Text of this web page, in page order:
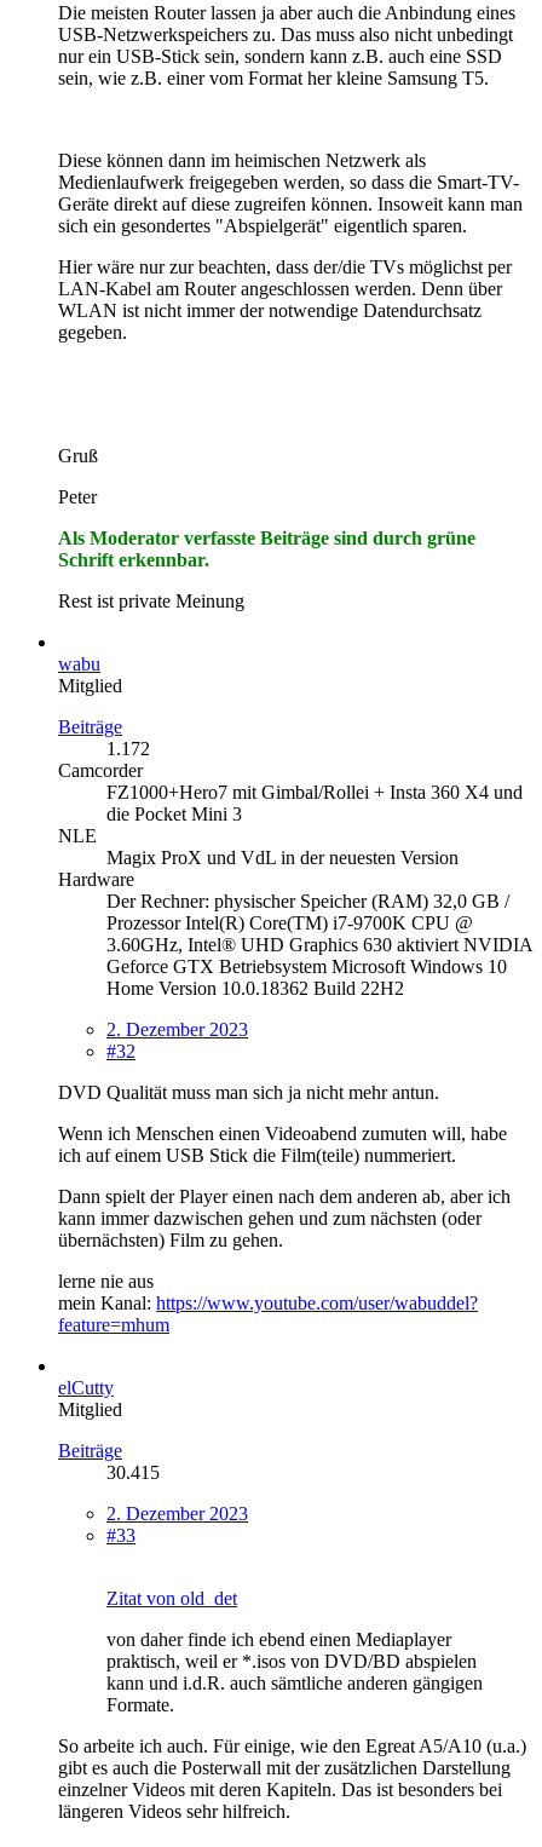
Die meisten Router lassen ja aber auch die Anbindung eines
USB-Netzwerkspeichers zu. Das muss also nicht unbedingt
nur ein USB-Stick sein, sondern kann z.B. auch eine SSD
sein, wie z.B. einer vom Format her kleine Samsung T5.
Diese können dann im heimischen Netzwerk als
Medienlaufwerk freigegeben werden, so dass die Smart-TV-
Geräte direkt auf diese zugreifen können. Insoweit kann man
sich ein gesondertes "Abspielgerät" eigentlich sparen.
Hier wäre nur zur beachten, dass der/die TVs möglichst per
LAN-Kabel am Router angeschlossen werden. Denn über
WLAN ist nicht immer der notwendige Datendurchsatz
gegeben.
Gruß
Peter
Als Moderator verfasste Beiträge sind durch grüne
Schrift erkennbar.
Rest ist private Meinung
wabu
Mitglied
Beiträge
1.172
Camcorder
FZ1000+Hero7 mit Gimbal/Rollei + Insta 360 X4 und
die Pocket Mini 3
NLE
Magix ProX und VdL in der neuesten Version
Hardware
Der Rechner: physischer Speicher (RAM) 32,0 GB /
Prozessor Intel(R) Core(TM) i7-9700K CPU @
3.60GHz, Intel® UHD Graphics 630 aktiviert NVIDIA
Geforce GTX Betriebsystem Microsoft Windows 10
Home Version 10.0.18362 Build 22H2
2. Dezember 2023
#32
DVD Qualität muss man sich ja nicht mehr antun.
Wenn ich Menschen einen Videoabend zumuten will, habe
ich auf einem USB Stick die Film(teile) nummeriert.
Dann spielt der Player einen nach dem anderen ab, aber ich
kann immer dazwischen gehen und zum nächsten (oder
übernächsten) Film zu gehen.
lerne nie aus
mein Kanal: https://www.youtube.com/user/wabuddel?
feature=mhum
elCutty
Mitglied
Beiträge
30.415
2. Dezember 2023
#33
Zitat von old_det
von daher finde ich ebend einen Mediaplayer
praktisch, weil er *.isos von DVD/BD abspielen
kann und i.d.R. auch sämtliche anderen gängigen
Formate.
So arbeite ich auch. Für einige, wie den Egreat A5/A10 (u.a.)
gibt es auch die Posterwall mit der zusätzlichen Darstellung
einzelner Videos mit deren Kapiteln. Das ist besonders bei
längeren Videos sehr hilfreich.